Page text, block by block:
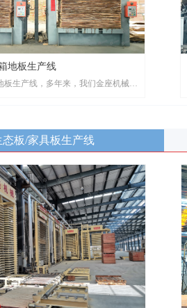
地板生产线
板生产线，多年来，我们金座机械一
地板生产线
态板/家具板生产线